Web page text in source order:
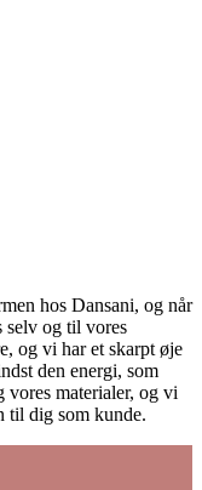
hos Dansani, og når
selv og til vores
og vi har et skarpt øje
den energi, som
materialer, og vi
til dig som kunde.